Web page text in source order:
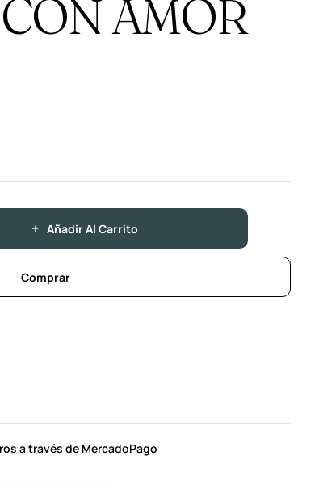
AMOR
Añadir Al Carrito
Comprar
a través de MercadoPago